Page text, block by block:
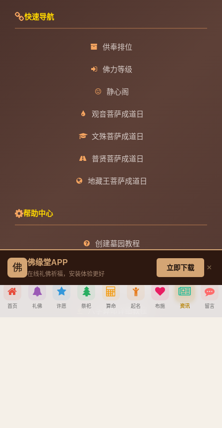
快速导航
供奉排位
佛力等级
静心阁
观音菩萨成道日
文殊菩萨成道日
普贤菩萨成道日
地藏王菩萨成道日
帮助中心
创建墓园教程
宝宝公司八字起名教程
八字算命详细教程
佛 佛缘堂APP
在线礼佛祈福，安装体验更好
立即下载 ×
首页 礼佛 许愿 祭祀 算命 起名 布施 资讯 留言